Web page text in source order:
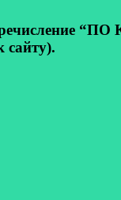
сайту).